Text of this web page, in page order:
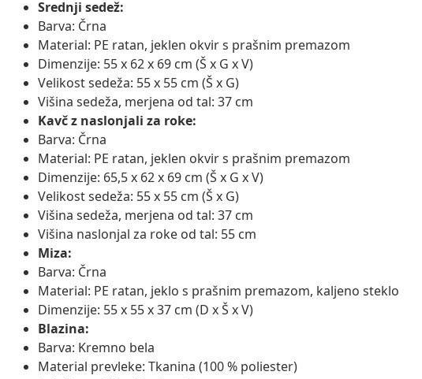
Srednji sedež:
Barva: Črna
Material: PE ratan, jeklen okvir s prašnim premazom
Dimenzije: 55 x 62 x 69 cm (Š x G x V)
Velikost sedeža: 55 x 55 cm (Š x G)
Višina sedeža, merjena od tal: 37 cm
Kavč z naslonjali za roke:
Barva: Črna
Material: PE ratan, jeklen okvir s prašnim premazom
Dimenzije: 65,5 x 62 x 69 cm (Š x G x V)
Velikost sedeža: 55 x 55 cm (Š x G)
Višina sedeža, merjena od tal: 37 cm
Višina naslonjal za roke od tal: 55 cm
Miza:
Barva: Črna
Material: PE ratan, jeklo s prašnim premazom, kaljeno steklo
Dimenzije: 55 x 55 x 37 cm (D x Š x V)
Blazina:
Barva: Kremno bela
Material prevleke: Tkanina (100 % poliester)